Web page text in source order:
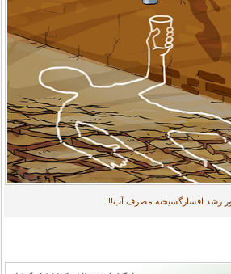
رشد افسارگسیخته مصرف آب‌!!!